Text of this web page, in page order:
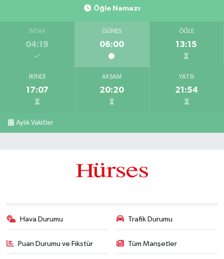
Öğle Namazı
İMSAK
04:19
GÜNEŞ
06:00
ÖĞLE
13:15
İKINDI
17:07
AKŞAM
20:20
YATSI
21:54
Aylık Vakitler
Hava Durumu Trafik Durumu
Puan Durumu ve Fikstür Tüm Manşetler